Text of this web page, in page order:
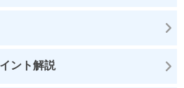
ント解説